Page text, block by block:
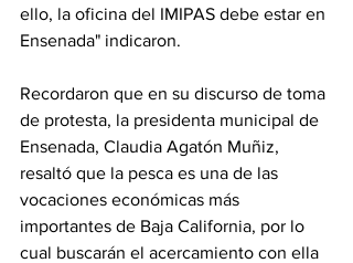
ello, la oficina del IMIPAS debe estar en
Ensenada" indicaron.
Recordaron que en su discurso de toma
de protesta, la presidenta municipal de
Ensenada, Claudia Agatón Muñiz,
resaltó que la pesca es una de las
vocaciones económicas más
importantes de Baja California, por lo
cual buscarán el acercamiento con ella